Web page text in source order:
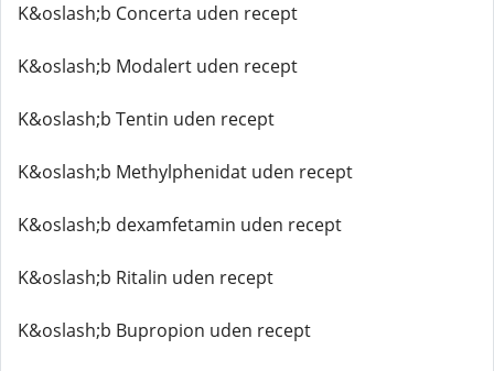
K&oslash;b Concerta uden recept
K&oslash;b Modalert uden recept
K&oslash;b Tentin uden recept
K&oslash;b Methylphenidat uden recept
K&oslash;b dexamfetamin uden recept
K&oslash;b Ritalin uden recept
K&oslash;b Bupropion uden recept